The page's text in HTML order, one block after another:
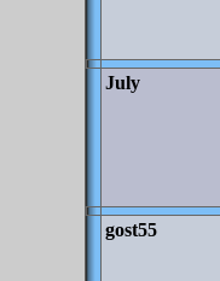
July
gost55